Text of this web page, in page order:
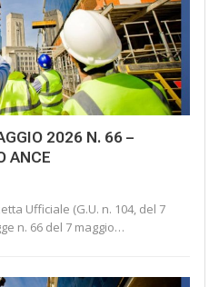
2026 N. 66 –
ANCE
Ufficiale (G.U. n. 104, del 7
n. 66 del 7 maggio…